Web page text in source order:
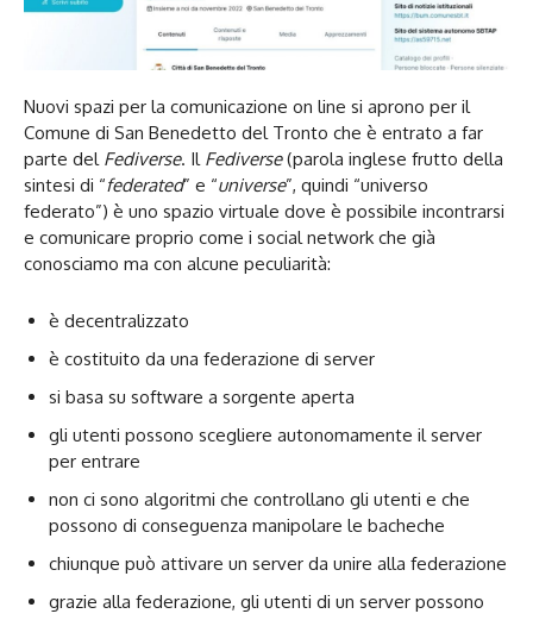
Nuovi spazi per la comunicazione on line si aprono per il
Comune di San Benedetto del Tronto che è entrato a far
parte del Fediverse. Il Fediverse(parola inglese frutto della
sintesi di “federated” e “universe”, quindi “universo
federato”) è uno spazio virtuale dove è possibile incontrarsi
e comunicare proprio come i social network che già
conosciamo ma con alcune peculiarità:
è decentralizzato
è costituito da una federazione di server
si basa su software a sorgente aperta
gli utenti possono scegliere autonomamente il server
per entrare
non ci sono algoritmi che controllano gli utenti e che
possono di conseguenza manipolare le bacheche
chiunque può attivare un server da unire alla federazione
grazie alla federazione, gli utenti di un server possono